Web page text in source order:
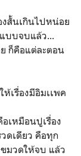
งสั้นเกินไปหน่อย
บบจบแล้ว...
ย ก็คือแต่ละตอน
ห้เรื่องมีอิมเเพค
เหมือนปูเรื่อง
ดเดียว คือทุก
มวดให้จบ แล้ว